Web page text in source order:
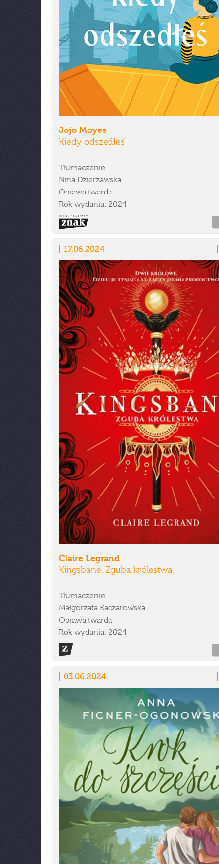
Jojo Moyes
Kiedy odszedłeś
Tłumaczenie
Nina Dzierżawska
Oprawa twarda
Rok wydania: 2024
17.06.2024
Claire Legrand
Kingsbane. Zguba królestwa
Tłumaczenie
Małgorzata Kaczarowska
Oprawa twarda
Rok wydania: 2024
03.06.2024